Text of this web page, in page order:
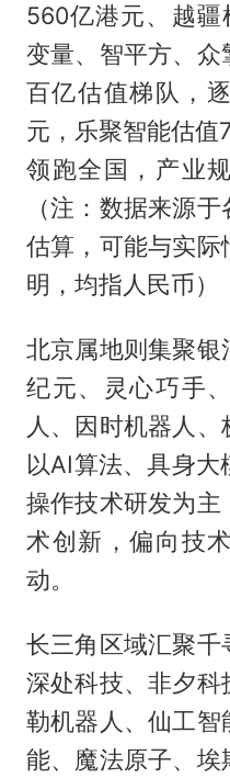
560亿港元、越疆
变量、智平方、众
百亿估值梯队，
元，乐聚智能估值
领跑全国，产业
（注：数据来源
估算，可能与实
明，均指人民币）
北京属地则集聚银
纪元、灵心巧手
人、因时机器人
以AI算法、具身
操作技术研发为主
术创新，偏向技
动。
长三角区域汇聚千
深处科技、非夕科
勒机器人、仙工智
能、魔法原子、